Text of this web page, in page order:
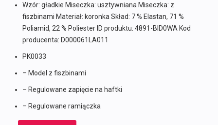
Wzór: gładkie Miseczka: usztywniana Miseczka: z
fiszbinami Materiał: koronka Skład: 7 % Elastan, 71 %
Poliamid, 22 % Poliester ID produktu: 4891-BID0WA Kod
producenta: D000061LA011
PK0033
– Model z fiszbinami
– Regulowane zapięcie na haftki
– Regulowane ramiączka